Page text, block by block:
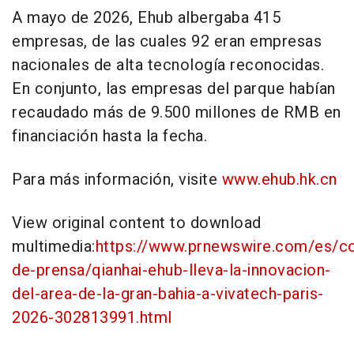
A mayo de 2026, Ehub albergaba 415
empresas, de las cuales 92 eran empresas
nacionales de alta tecnología reconocidas.
En conjunto, las empresas del parque habían
recaudado más de 9.500 millones de RMB en
financiación hasta la fecha.
Para más información, visite www.ehub.hk.cn
View original content to download
multimedia:https://www.prnewswire.com/es/
de-prensa/qianhai-ehub-lleva-la-innovacion-
del-area-de-la-gran-bahia-a-vivatech-paris-
2026-302813991.html